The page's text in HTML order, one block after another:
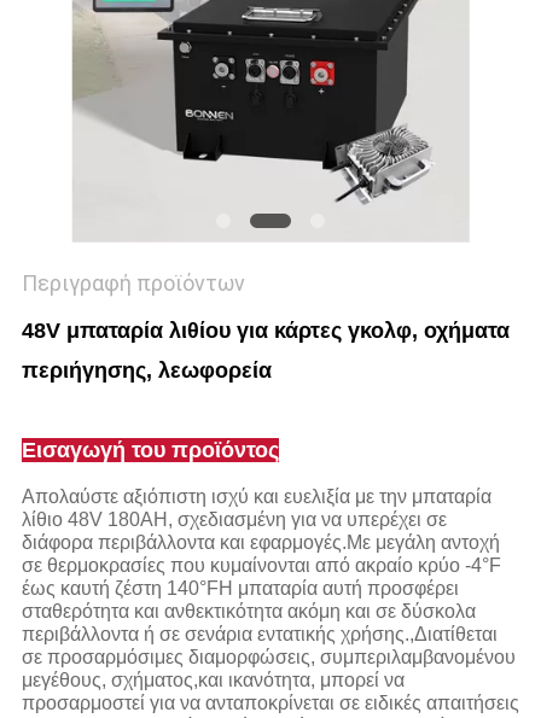
Περιγραφή προϊόντων
48V μπαταρία λιθίου για κάρτες γκολφ, οχήματα
περιήγησης, λεωφορεία
Εισαγωγή του προϊόντος
Απολαύστε αξιόπιστη ισχύ και ευελιξία με την μπαταρία
λίθιο 48V 180AH, σχεδιασμένη για να υπερέχει σε
διάφορα περιβάλλοντα και εφαρμογές.Με μεγάλη αντοχή
σε θερμοκρασίες που κυμαίνονται από ακραίο κρύο -4°F
έως καυτή ζέστη 140°FΗ μπαταρία αυτή προσφέρει
σταθερότητα και ανθεκτικότητα ακόμη και σε δύσκολα
περιβάλλοντα ή σε σενάρια εντατικής χρήσης.,Διατίθεται
σε προσαρμόσιμες διαμορφώσεις, συμπεριλαμβανομένου
μεγέθους, σχήματος,και ικανότητα, μπορεί να
προσαρμοστεί για να ανταποκρίνεται σε ειδικές απαιτήσεις